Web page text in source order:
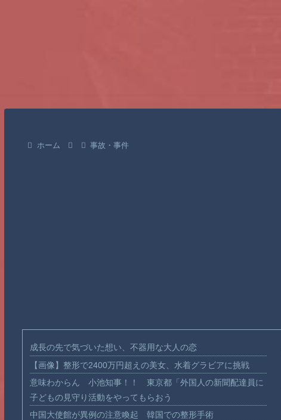
ホーム 事故・事件
成長の先で気づいた想い、不器用な大人の恋
【画像】整形で2400万円超えの美女、水着グラビアに挑戦
意味わからん 小池知事！！ 東京都「外国人の新聞配達員に
子どもの見守り活動をやってもらおう
中国大使館が異例の注意喚起 韓国での整形手術